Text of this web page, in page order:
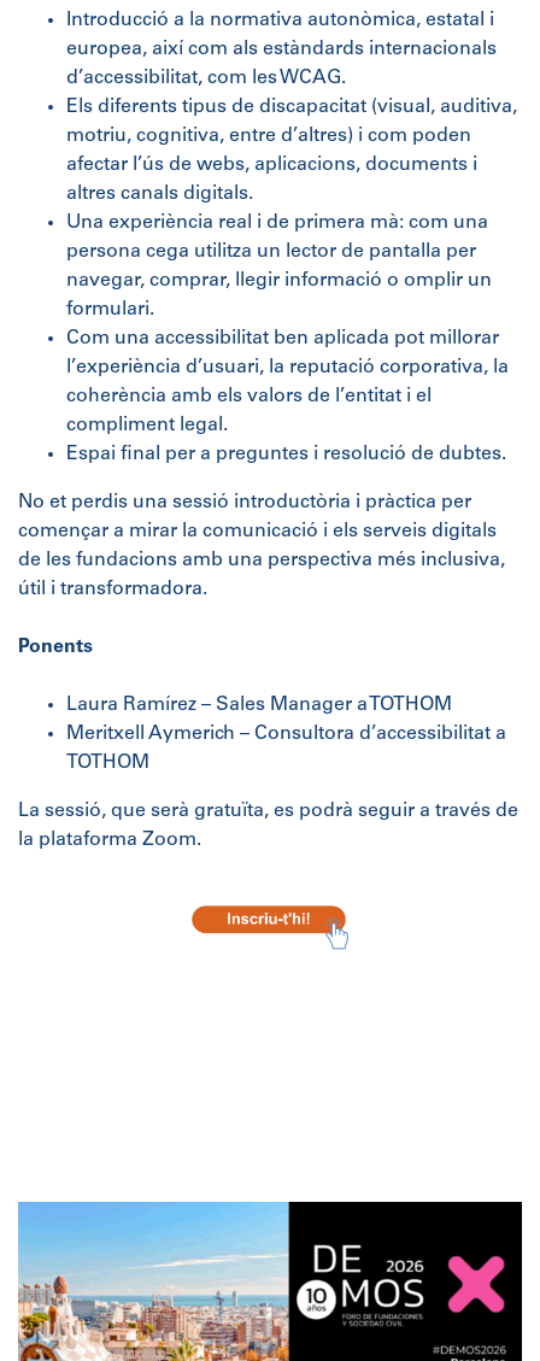
Introducció a la normativa autonòmica, estatal i
europea, així com als estàndards internacionals
d’accessibilitat, com les WCAG.
Els diferents tipus de discapacitat (visual, auditiva,
motriu, cognitiva, entre d’altres) i com poden
afectar l’ús de webs, aplicacions, documents i
altres canals digitals.
Una experiència real i de primera mà: com una
persona cega utilitza un lector de pantalla per
navegar, comprar, llegir informació o omplir un
formulari.
Com una accessibilitat ben aplicada pot millorar
l’experiència d’usuari, la reputació corporativa, la
coherència amb els valors de l’entitat i el
compliment legal.
Espai final per a preguntes i resolució de dubtes.
No et perdis una sessió introductòria i pràctica per
començar a mirar la comunicació i els serveis digitals
de les fundacions amb una perspectiva més inclusiva,
útil i transformadora.
Ponents
Laura Ramírez – Sales Manager a TOTHOM
Meritxell Aymerich – Consultora d’accessibilitat a
TOTHOM
La sessió, que serà gratuïta, es podrà seguir a través de
la plataforma Zoom.